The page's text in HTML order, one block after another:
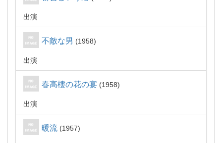
出演
不敵な男 1958
出演
春高樓の花の宴 1958
出演
暖流 1957